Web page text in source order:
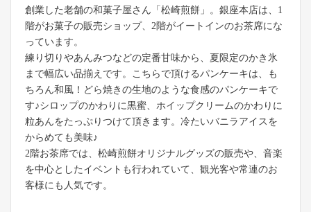
創業した老舗の和菓子屋さん「松崎煎餅」。銀座本店は、1
階がお菓子の販売ショップ、2階がイートインのお茶席にな
っています。
練り切りやあんみつなどの定番甘味から、夏限定のかき氷
まで幅広い品揃えです。こちらで頂けるパンケーキは、も
ちろん和風！どら焼きの生地のような食感のパンケーキで
す♪シロップのかわりに黒蜜、ホイップクリームのかわりに
粒あんをたっぷりつけて頂きます。冷たいバニラアイスを
からめても美味♪
2階お茶席では、松崎煎餅オリジナルグッズの販売や、音楽
を中心としたイベントも行われていて、観光客や常連のお
客様にも人気です。